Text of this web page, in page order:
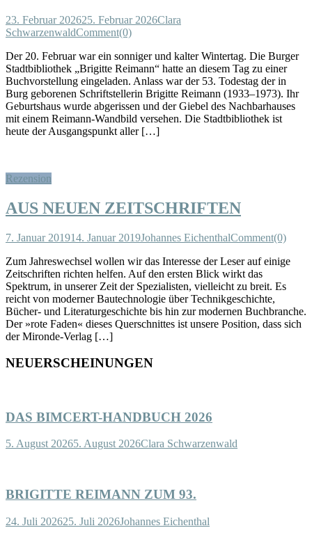
23. Februar 202625. Februar 2026Clara
SchwarzenwaldComment(0)
Der 20. Februar war ein sonniger und kalter Wintertag. Die Burger
Stadtbibliothek „Brigitte Reimann“ hatte an diesem Tag zu einer
Buchvorstellung eingeladen. Anlass war der 53. Todestag der in
Burg geborenen Schriftstellerin Brigitte Reimann (1933–1973). Ihr
Geburtshaus wurde abgerissen und der Giebel des Nachbarhauses
mit einem Reimann-Wandbild versehen. Die Stadtbibliothek ist
heute der Ausgangspunkt aller […]
Rezension
AUS NEUEN ZEITSCHRIFTEN
7. Januar 201914. Januar 2019Johannes EichenthalComment(0)
Zum Jahreswechsel wollen wir das Interesse der Leser auf einige
Zeitschriften richten helfen. Auf den ersten Blick wirkt das
Spektrum, in unserer Zeit der Spezialisten, vielleicht zu breit. Es
reicht von moderner Bautechnologie über Technikgeschichte,
Bücher- und Literaturgeschichte bis hin zur modernen Buchbranche.
Der »rote Faden« dieses Querschnittes ist unsere Position, dass sich
der Mironde-Verlag […]
NEUERSCHEINUNGEN
DAS BIMCERT-HANDBUCH 2026
5. August 20265. August 2026Clara Schwarzenwald
BRIGITTE REIMANN ZUM 93.
24. Juli 202625. Juli 2026Johannes Eichenthal